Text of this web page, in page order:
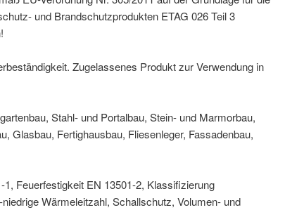
und Brandschutzprodukten ETAG 026 Teil 3
Zugelassenes Produkt zur Verwendung in
Stahl- und Portalbau, Stein- und Marmorbau,
Glasbau, Fertighausbau, Fliesenleger, Fassadenbau,
Feuerfestigkeit EN 13501-2, Klassifizierung
Wärmeleitzahl, Schallschutz, Volumen- und